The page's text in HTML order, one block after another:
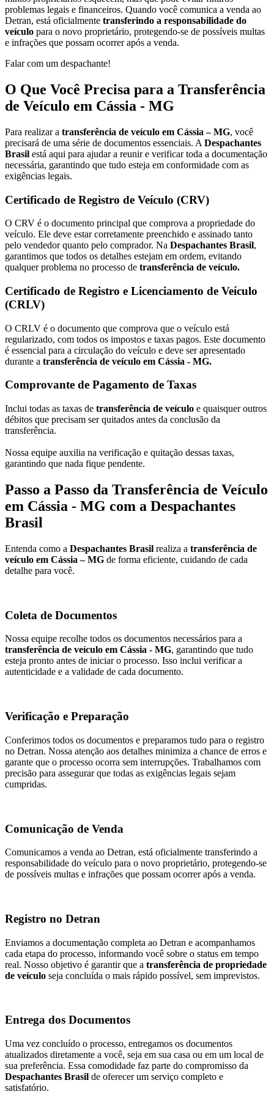
problemas legais e financeiros. Quando você comunica a venda ao
Detran, está oficialmente transferindo a responsabilidade do
veículo para o novo proprietário, protegendo-se de possíveis multas
e infrações que possam ocorrer após a venda.
Falar com um despachante!
O Que Você Precisa para a Transferência
de Veículo em Cássia - MG
Para realizar a transferência de veículo em Cássia – MG, você
precisará de uma série de documentos essenciais. A Despachantes
Brasil está aqui para ajudar a reunir e verificar toda a documentação
necessária, garantindo que tudo esteja em conformidade com as
exigências legais.
Certificado de Registro de Veículo (CRV)
O CRV é o documento principal que comprova a propriedade do
veículo. Ele deve estar corretamente preenchido e assinado tanto
pelo vendedor quanto pelo comprador. Na Despachantes Brasil,
garantimos que todos os detalhes estejam em ordem, evitando
qualquer problema no processo de transferência de veículo.
Certificado de Registro e Licenciamento de Veículo
(CRLV)
O CRLV é o documento que comprova que o veículo está
regularizado, com todos os impostos e taxas pagos. Este documento
é essencial para a circulação do veículo e deve ser apresentado
durante a transferência de veículo em Cássia - MG.
Comprovante de Pagamento de Taxas
Inclui todas as taxas de transferência de veículo e quaisquer outros
débitos que precisam ser quitados antes da conclusão da
transferência.
Nossa equipe auxilia na verificação e quitação dessas taxas,
garantindo que nada fique pendente.
Passo a Passo da Transferência de Veículo
em Cássia - MG com a Despachantes
Brasil
Entenda como a Despachantes Brasil realiza a transferência de
veículo em Cássia – MG de forma eficiente, cuidando de cada
detalhe para você.
Coleta de Documentos
Nossa equipe recolhe todos os documentos necessários para a
transferência de veículo em Cássia - MG, garantindo que tudo
esteja pronto antes de iniciar o processo. Isso inclui verificar a
autenticidade e a validade de cada documento.
Verificação e Preparação
Conferimos todos os documentos e preparamos tudo para o registro
no Detran. Nossa atenção aos detalhes minimiza a chance de erros e
garante que o processo ocorra sem interrupções. Trabalhamos com
precisão para assegurar que todas as exigências legais sejam
cumpridas.
Comunicação de Venda
Comunicamos a venda ao Detran, está oficialmente transferindo a
responsabilidade do veículo para o novo proprietário, protegendo-se
de possíveis multas e infrações que possam ocorrer após a venda.
Registro no Detran
Enviamos a documentação completa ao Detran e acompanhamos
cada etapa do processo, informando você sobre o status em tempo
real. Nosso objetivo é garantir que a transferência de propriedade
de veículo seja concluída o mais rápido possível, sem imprevistos.
Entrega dos Documentos
Uma vez concluído o processo, entregamos os documentos
atualizados diretamente a você, seja em sua casa ou em um local de
sua preferência. Essa comodidade faz parte do compromisso da
Despachantes Brasil de oferecer um serviço completo e
satisfatório.